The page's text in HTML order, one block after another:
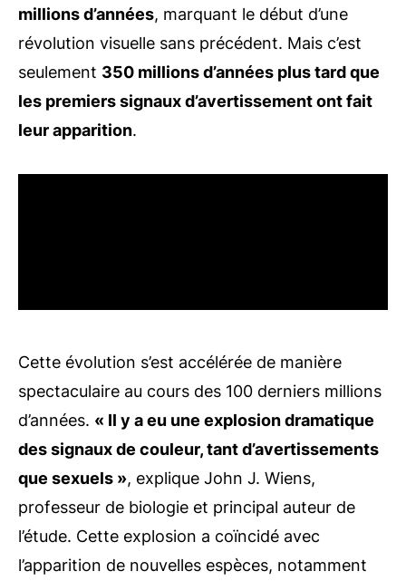
millions d’années, marquant le début d’une
révolution visuelle sans précédent. Mais c’est
seulement 350 millions d’années plus tard que
les premiers signaux d’avertissement ont fait
leur apparition.
Cette évolution s’est accélérée de manière
spectaculaire au cours des 100 derniers millions
d’années. « Il y a eu une explosion dramatique
des signaux de couleur, tant d’avertissements
que sexuels », explique John J. Wiens,
professeur de biologie et principal auteur de
l’étude. Cette explosion a coïncidé avec
l’apparition de nouvelles espèces, notamment